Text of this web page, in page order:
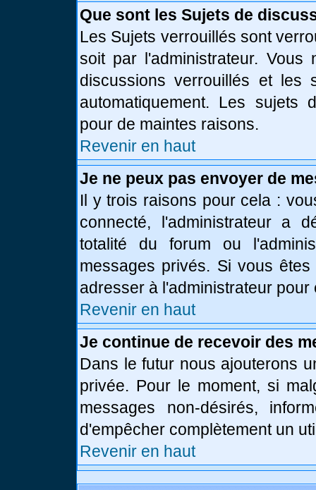
Que sont les Sujets de
Les Sujets verrouillés sont
soit par l'administrateur.
discussions verrouillés et les
automatiquement. Les sujets
pour de maintes raisons.
Revenir en haut
Je ne peux pas envoyer de
Il y trois raisons pour cela :
connecté, l'administrateur a
totalité du forum ou
messages privés. Si vous
adresser à l'administrateur
Revenir en haut
Je continue de recevoir des
Dans le futur nous ajouterons
privée. Pour le moment, si
messages non-désirés,
d'empêcher complètement un
Revenir en haut